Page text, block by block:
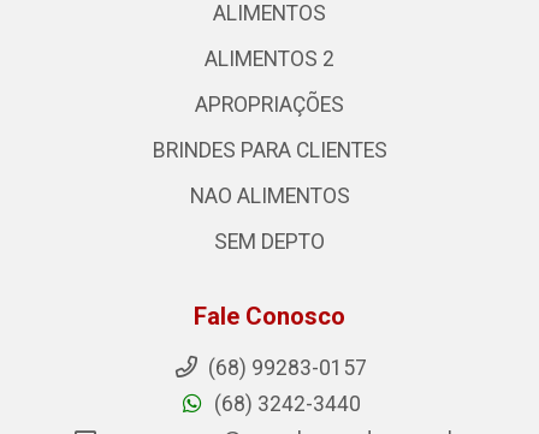
ALIMENTOS
ALIMENTOS 2
APROPRIAÇÕES
BRINDES PARA CLIENTES
NAO ALIMENTOS
SEM DEPTO
Fale Conosco
(68) 99283-0157
(68) 3242-3440